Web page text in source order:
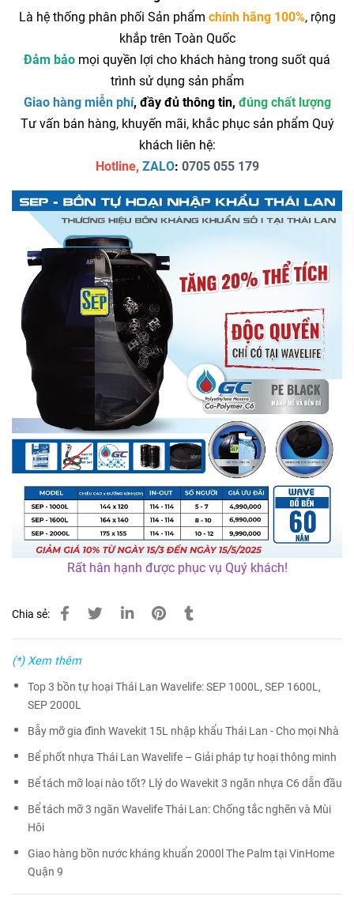
Là hệ thống phân phối Sản phẩm chính hãng 100%, rộng
khắp trên Toàn Quốc
Đảm bảo mọi quyền lợi cho khách hàng trong suốt quá
trình sử dụng sản phẩm
Giao hàng miễn phí, đầy đủ thông tin, đúng chất lượng
Tư vấn bán hàng, khuyến mãi, khắc phục sản phẩm Quý
khách liên hệ:
Hotline, ZALO: 0705 055 179
Rất hân hạnh được phục vụ Quý khách!
Chia sẻ:
(*) Xem thêm
Top 3 bồn tự hoại Thái Lan Wavelife: SEP 1000L, SEP 1600L,
SEP 2000L
Bẫy mỡ gia đình Wavekit 15L nhập khẩu Thái Lan - Cho mọi Nhà
Bể phốt nhựa Thái Lan Wavelife – Giải pháp tự hoại thông minh
Bể tách mỡ loại nào tốt? Llý do Wavekit 3 ngăn nhựa C6 dẫn đầu
Bể tách mỡ 3 ngăn Wavelife Thái Lan: Chống tắc nghẽn và Mùi
Hôi
Giao hàng bồn nước kháng khuẩn 2000l The Palm tại VinHome
Quận 9